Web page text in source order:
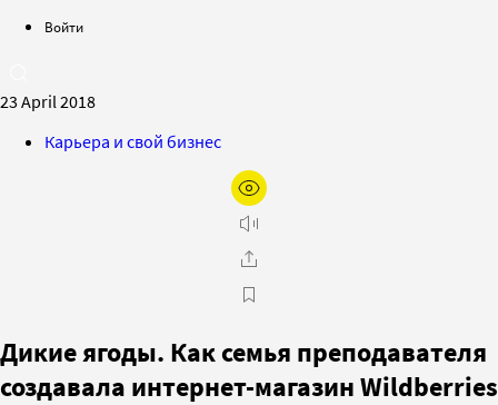
Войти
23 April 2018
Карьера и свой бизнес
Дикие ягоды. Как семья преподавателя
создавала интернет-магазин Wildberries